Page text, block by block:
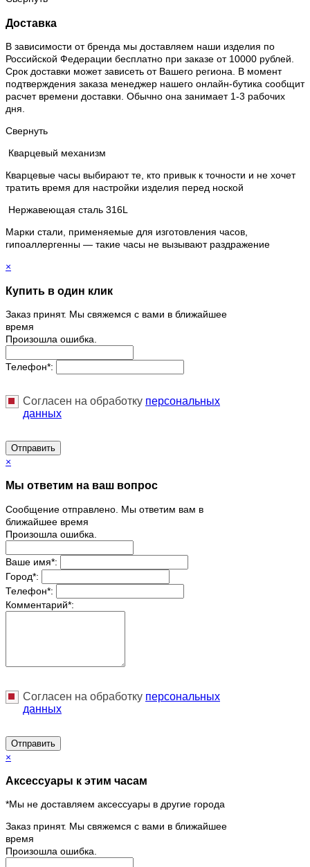
Доставка
В зависимости от бренда мы доставляем наши изделия по
Российской Федерации бесплатно при заказе от 10000 рублей.
Срок доставки может зависеть от Вашего региона. В момент
подтверждения заказа менеджер нашего онлайн-бутика сообщит
расчет времени доставки. Обычно она занимает 1-3 рабочих
дня.
Свернуть
Кварцевый механизм
Кварцевые часы выбирают те, кто привык к точности и не хочет
тратить время для настройки изделия перед ноской
Нержавеющая сталь 316L
Марки стали, применяемые для изготовления часов,
гипоаллергенны — такие часы не вызывают раздражение
×
Купить в один клик
Заказ принят. Мы свяжемся с вами в ближайшее
время
Произошла ошибка.
Телефон*:
Согласен на обработку персональныx
данных
Отправить
×
Мы ответим на ваш вопрос
Сообщение отправлено. Мы ответим вам в
ближайшее время
Произошла ошибка.
Ваше имя*:
Город*:
Телефон*:
Комментарий*:
Согласен на обработку персональныx
данных
Отправить
×
Аксессуары к этим часам
*Мы не доставляем аксессуары в другие города
Заказ принят. Мы свяжемся с вами в ближайшее
время
Произошла ошибка.